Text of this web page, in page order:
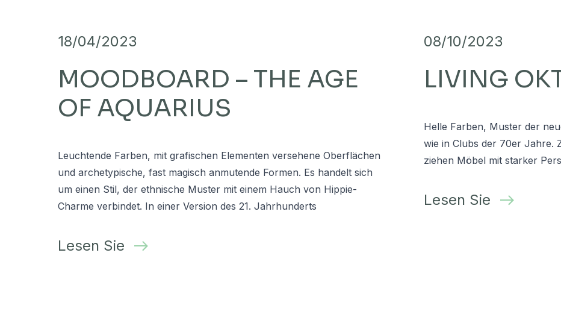
18/04/2023
MOODBOARD – THE AGE
OF AQUARIUS
Leuchtende Farben, mit grafischen Elementen versehene Oberflächen
und archetypische, fast magisch anmutende Formen. Es handelt sich
um einen Stil, der ethnische Muster mit einem Hauch von Hippie-
Charme verbindet. In einer Version des 21. Jahrhunderts
Lesen Sie
08/10/2023
LIVING
Helle Farben, Muster der
wie in Clubs der 70er Jahre.
ziehen Möbel mit starker
Lesen Sie